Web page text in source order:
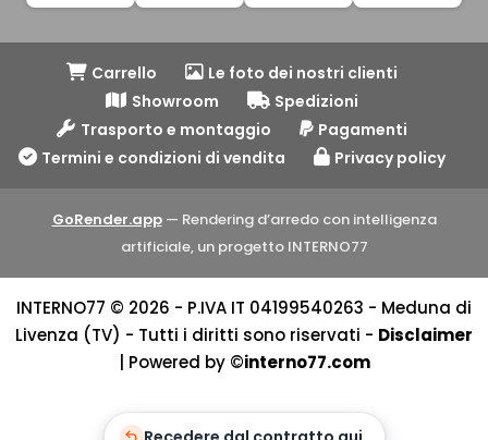
Carrello
Le foto dei nostri clienti
Showroom
Spedizioni
Trasporto e montaggio
Pagamenti
Termini e condizioni di vendita
Privacy policy
GoRender.app— Rendering d’arredo con intelligenza
artificiale, un progetto INTERNO77
INTERNO77 © 2026 - P.IVA IT 04199540263 - Meduna di
Livenza (TV) - Tutti i diritti sono riservati - Disclaimer
| Powered by ©interno77.com